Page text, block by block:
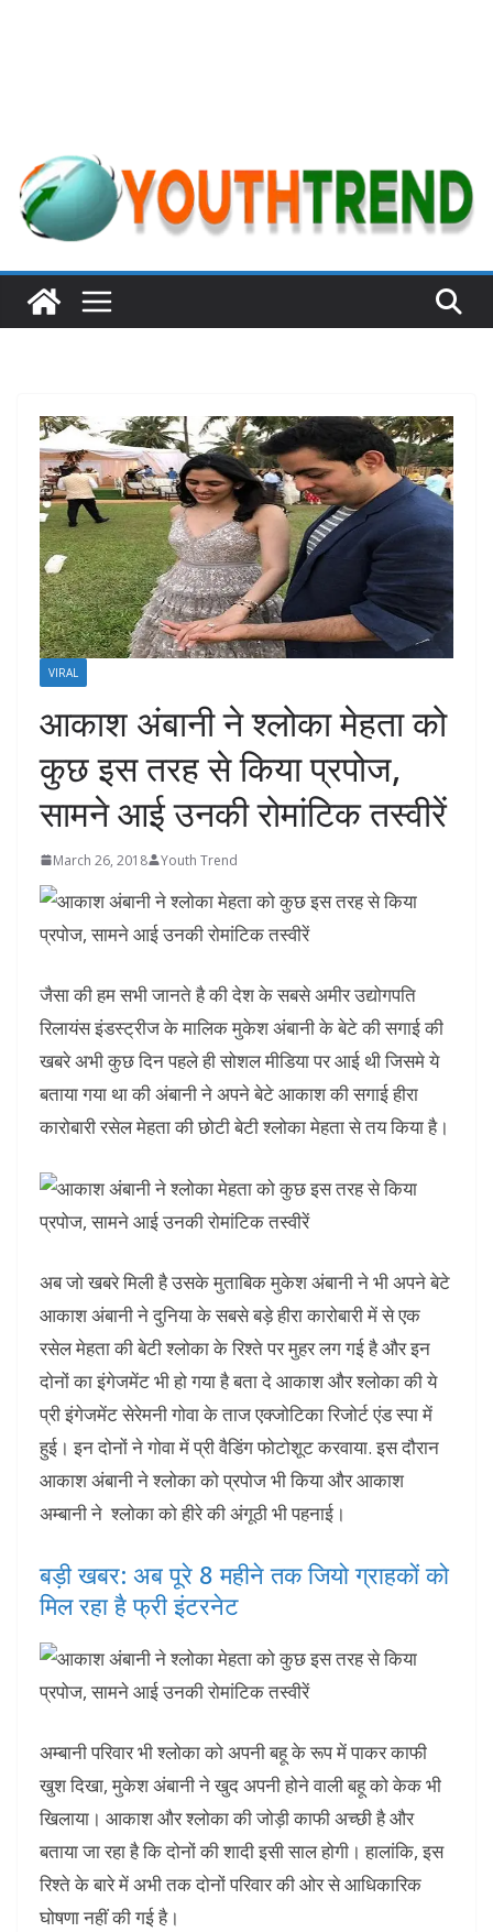
VIRAL
आकाश अंबानी ने श्लोका मेहता को
कुछ इस तरह से किया प्रपोज,
सामने आई उनकी रोमांटिक तस्‍वीरें
March 26, 2018 Youth Trend
जैसा की हम सभी जानते है की देश के सबसे अमीर उद्योगपति
रिलायंस इंडस्ट्रीज के मालिक मुकेश अंबानी के बेटे की सगाई की
खबरे अभी कुछ दिन पहले ही सोशल मीडिया पर आई थी जिसमे ये
बताया गया था की अंबानी ने अपने बेटे आकाश की सगाई हीरा
कारोबारी रसेल मेहता की छोटी बेटी श्लोका मेहता से तय किया है।
अब जो खबरे मिली है उसके मुताबिक मुकेश अंबानी ने भी अपने बेटे
आकाश अंबानी ने दुनिया के सबसे बड़े हीरा कारोबारी में से एक
रसेल मेहता की बेटी श्लोका के रिश्ते पर मुहर लग गई है और इन
दोनों का इंगेजमेंट भी हो गया है बता दे आकाश और श्लोका की ये
प्री इंगेजमेंट सेरेमनी गोवा के ताज एक्जोटिका रिजोर्ट एंड स्पा में
हुई। इन दोनों ने गोवा में प्री वैडिंग फोटोशूट करवाया. इस दौरान
आकाश अंबानी ने श्लोका को प्रपोज भी किया और आकाश
अम्बानी ने श्लोका को हीरे की अंगूठी भी पहनाई।
बड़ी खबर: अब पूरे 8 महीने तक जियो ग्राहकों को
मिल रहा है फ्री इंटरनेट
अम्बानी परिवार भी श्लोका को अपनी बहू के रूप में पाकर काफी
खुश दिखा, मुकेश अंबानी ने खुद अपनी होने वाली बहू को केक भी
खिलाया। आकाश और श्लोका की जोड़ी काफी अच्छी है और
बताया जा रहा है कि दोनों की शादी इसी साल होगी। हालांकि, इस
रिश्ते के बारे में अभी तक दोनों परिवार की ओर से आधिकारिक
घोषणा नहीं की गई है।